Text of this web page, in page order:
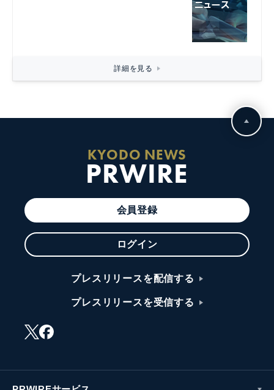
詳細を見る
KYODO NEWS
PRWIRE
会員登録
ログイン
プレスリリースを配信する
プレスリリースを受信する